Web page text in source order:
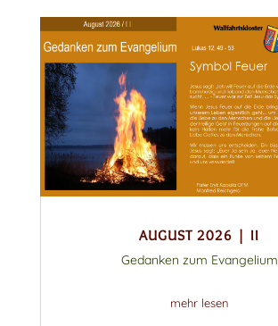
AUGUST 2026 | II
Gedanken zum Evangelium
mehr lesen